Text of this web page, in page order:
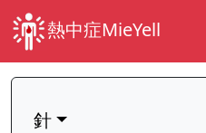
熱中症MieYell
針